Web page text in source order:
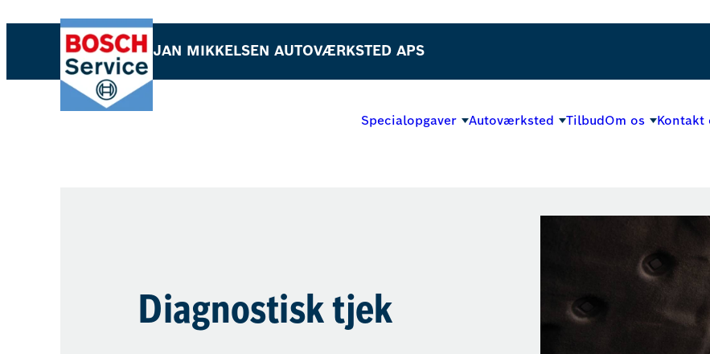
JAN MIKKELSEN AUTOVÆRKSTED APS
Specialopgaver Autoværksted TilbudOm os Kontakt
Diagnostisk tjek